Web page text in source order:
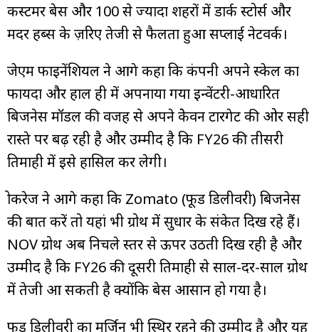
कस्टमर बेस और 100 से ज्यादा शहरों में डार्क स्टोर्स और
मदर हब्स के ज़रिए तेजी से फैलता हुआ सप्लाई नेटवर्क।
जेएम फाइनेंशियल ने आगे कहा कि कंपनी अपने स्केल का
फायदा और हाल ही में अपनाया गया इन्वेंटरी-आधारित
बिजनेस मॉडल की वजह से अपने ब्रेकेवन टारगेट की ओर सही
रास्ते पर बढ़ रही है और उम्मीद है कि FY26 की तीसरी
तिमाही में इसे हासिल कर लेगी।
ब्रोकरेज ने आगे कहा कि Zomato (फूड डिलीवरी) बिजनेस
की बात करें तो यहां भी ग्रोथ में सुधार के संकेत दिख रहे हैं।
NOV ग्रोथ अब निचले स्तर से ऊपर उठती दिख रही है और
उम्मीद है कि FY26 की दूसरी तिमाही से साल-दर-साल ग्रोथ
में तेजी आ सकती है क्योंकि बेस आसान हो गया है।
फूड डिलीवरी का मर्जिन भी स्थिर रहने की उम्मीद है और यह